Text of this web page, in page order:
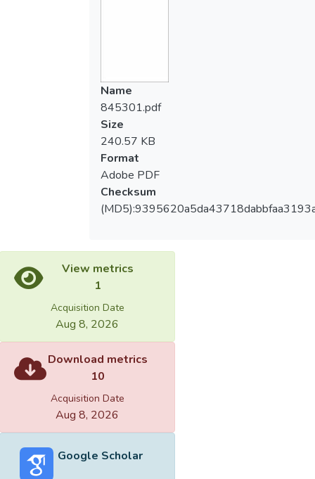
Name
845301.pdf
Size
240.57 KB
Format
Adobe PDF
Checksum
View metrics
1
Acquisition Date
Aug 8, 2026
Download metrics
10
Acquisition Date
Aug 8, 2026
Google Scholar